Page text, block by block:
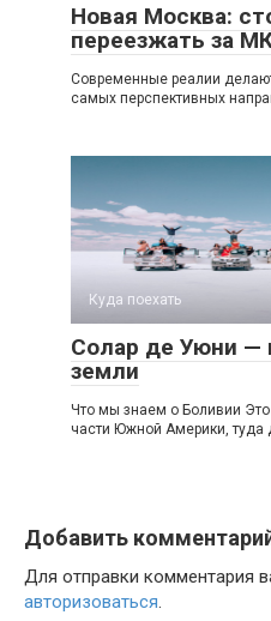
Новая Москва:
переезжать за
Современные реалии
самых перспективных
Куда поехать
Солар де Уюни —
земли
Что мы знаем о Боливии Это
части Южной Америки, туда
Добавить
Для отправки комментария
авторизоваться